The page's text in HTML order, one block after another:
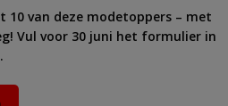
10 van deze modetoppers – met
Vul voor 30 juni het formulier in